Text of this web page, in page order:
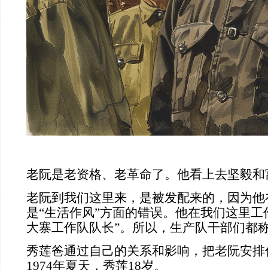
老阮是老资格、老革命了。他看上去坚毅
老阮到我们这里来，是被发配来的，因为
是“生活作风”方面的错误。他在我们这里工
大寨工作队队长”。所以，生产队干部们都
秀莲爸通过自己的关系和影响，把老阮安
1974年夏天，秀莲18岁。